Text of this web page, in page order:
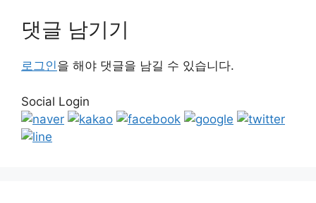
댓글 남기기
로그인을 해야 댓글을 남길 수 있습니다.
Social Login